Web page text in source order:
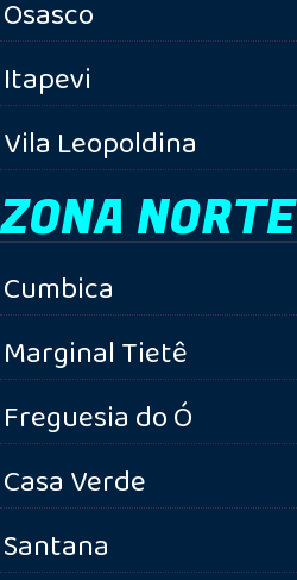
Osasco
Itapevi
Vila Leopoldina
ZONA NORTE
Cumbica
Marginal Tietê
Freguesia do Ó
Casa Verde
Santana